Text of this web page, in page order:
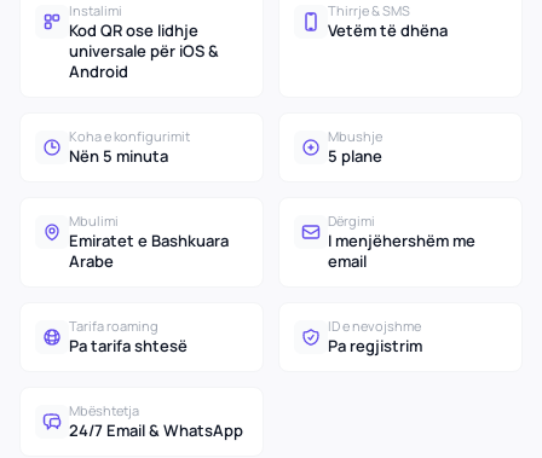
Instalimi
Kod QR ose lidhje
universale për iOS &
Android
Thirrje & SMS
Vetëm të dhëna
Koha e konfigurimit
Nën 5 minuta
Mbushje
5 plane
Mbulimi
Emiratet e Bashkuara
Arabe
Dërgimi
I menjëhershëm me
email
Tarifa roaming
Pa tarifa shtesë
ID e nevojshme
Pa regjistrim
Mbështetja
24/7 Email & WhatsApp